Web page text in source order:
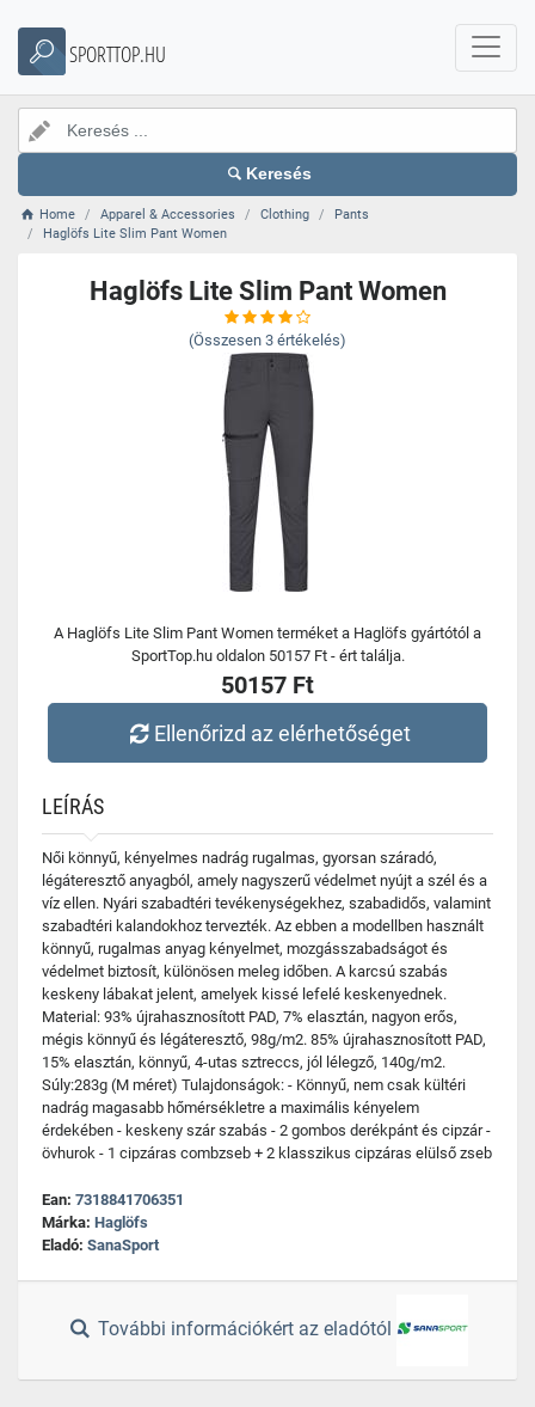
SPORTTOP.HU
Keresés
Home Apparel & Accessories Clothing
Pants
Haglöfs Lite Slim Pant Women
Haglöfs Lite Slim Pant Women
(Összesen 3 értékelés)
A Haglöfs Lite Slim Pant Women terméket a Haglöfs gyártótól a
SportTop.hu oldalon 50157 Ft - ért találja.
50157 Ft
Ellenőrizd az elérhetőséget
LEÍRÁS
Női könnyű, kényelmes nadrág rugalmas, gyorsan száradó,
légáteresztő anyagból, amely nagyszerű védelmet nyújt a szél és a
víz ellen. Nyári szabadtéri tevékenységekhez, szabadidős, valamint
szabadtéri kalandokhoz tervezték. Az ebben a modellben használt
könnyű, rugalmas anyag kényelmet, mozgásszabadságot és
védelmet biztosít, különösen meleg időben. A karcsú szabás
keskeny lábakat jelent, amelyek kissé lefelé keskenyednek.
Material: 93% újrahasznosított PAD, 7% elasztán, nagyon erős,
mégis könnyű és légáteresztő, 98g/m2. 85% újrahasznosított PAD,
15% elasztán, könnyű, 4-utas sztreccs, jól lélegző, 140g/m2.
Súly:283g (M méret) Tulajdonságok: - Könnyű, nem csak kültéri
nadrág magasabb hőmérsékletre a maximális kényelem
érdekében - keskeny szár szabás - 2 gombos derékpánt és cipzár -
övhurok - 1 cipzáras combzseb + 2 klasszikus cipzáras elülső zseb
Ean: 7318841706351
Márka: Haglöfs
Eladó: SanaSport
További információkért az eladótól